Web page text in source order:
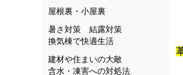
屋根裏・小屋裏
暑さ対策 結露対策
換気棟で快適生活
建材や住まいの大敵
含水・凍害への対処法